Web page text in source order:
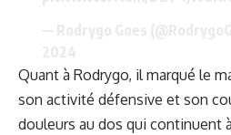
Quant à Rodrygo, il marqué le
son activité défensive et son
douleurs au dos qui continuent